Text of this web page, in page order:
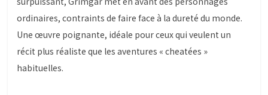
ordinaires, contraints de faire face à la dureté du monde.
Une œuvre poignante, idéale pour ceux qui veulent un
récit plus réaliste que les aventures « cheatées »
habituelles.